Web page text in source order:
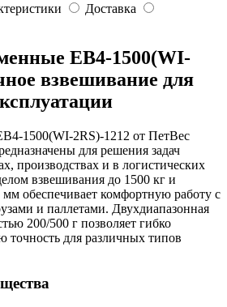
Доставка
ЕВ4-1500(WI-
взвешивание для
1500(WI-2RS)-1212 от ПетВес
для решения задач
производствах и в логистических
взвешивания до 1500 кг и
обеспечивает комфортную работу с
и паллетами. Двухдиапазонная
200/500 г позволяет гибко
точность для различных типов